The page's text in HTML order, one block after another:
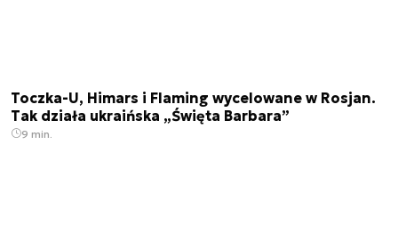
Toczka-U, Himars i Flaming wycelowane w Rosjan.
Tak działa ukraińska „Święta Barbara”
9 min.